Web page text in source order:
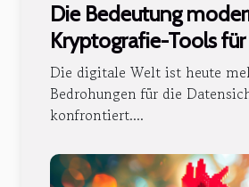
Die Bedeutung
Kryptografie-Tools
Datensicherheit
Die digitale Welt ist heute
Bedrohungen für die
konfrontiert....